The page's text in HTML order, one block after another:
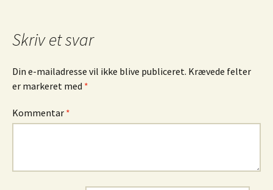
Skriv et svar
Din e-mailadresse vil ikke blive publiceret. Krævede felter
er markeret med *
Kommentar *